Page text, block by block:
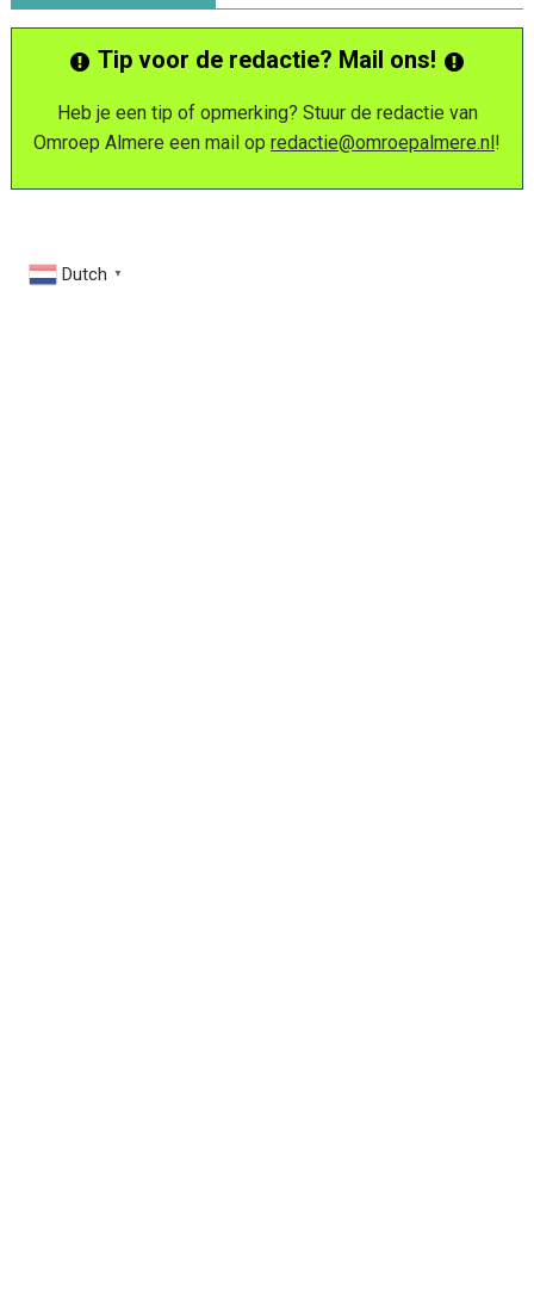
Tip voor de redactie? Mail ons!
Heb je een tip of opmerking? Stuur de redactie van
Omroep Almere een mail op redactie@omroepalmere.nl!
Dutch ▼